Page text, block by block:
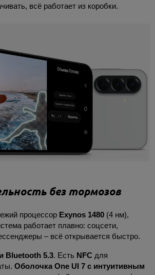
всё работает из коробки.
без тормозов
процессор Exynos 1480 (4 нм),
работает плавно: соцсети,
– всё открывается быстро.
Bluetooth 5.3. Есть NFC для
Оболочка One UI 7 с интуитивным